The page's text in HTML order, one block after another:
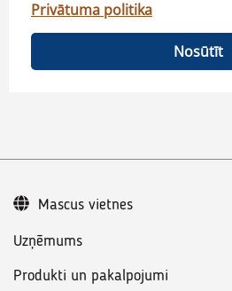
Privātuma politika
Nosūtīt
Uzņēmums
Produkti un pakalpojumi
Mascus vietnes